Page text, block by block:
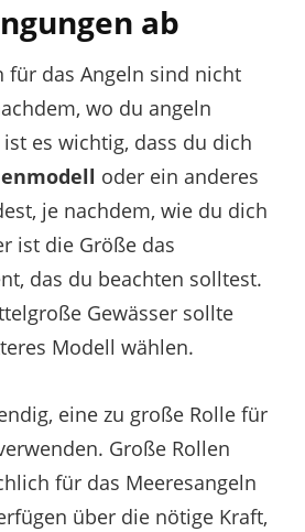
ab
für das Angeln sind nicht
wo du angeln
es wichtig, dass du dich
oder ein anderes
je nachdem, wie du dich
ist die Größe das
das du beachten solltest.
Gewässer sollte
Modell wählen.
eine zu große Rolle für
Große Rollen
für das Meeresangeln
über die nötige Kraft,